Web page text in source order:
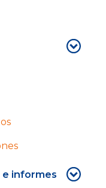
e informes